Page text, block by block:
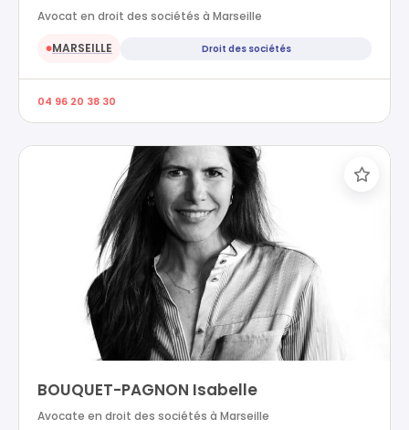
Avocat en droit des sociétés à Marseille
●MARSEILLE Droit des sociétés
04 96 20 38 30
BOUQUET-PAGNON Isabelle
Avocate en droit des sociétés à Marseille